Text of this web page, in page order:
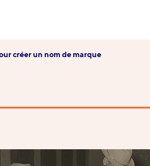
créer un nom de marque